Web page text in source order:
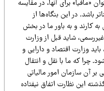
برای آنها، در مقایسه
در این بنگاه‌ها از
و به باور ما در بخش
شاید قبل از وزارت
اقتصاد و دارایی و
که ما با نقل و انتقال
سازمان امور مالیاتی
نظارت اتفاق نیفتاده